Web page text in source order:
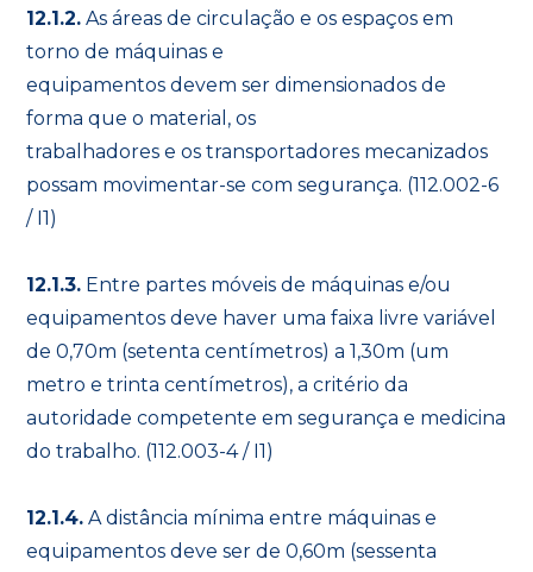
12.1.2. As áreas de circulação e os espaços em
torno de máquinas e
equipamentos devem ser dimensionados de
forma que o material, os
trabalhadores e os transportadores mecanizados
possam movimentar-se com segurança. (112.002-6
/ I1)
12.1.3. Entre partes móveis de máquinas e/ou
equipamentos deve haver uma faixa livre variável
de 0,70m (setenta centímetros) a 1,30m (um
metro e trinta centímetros), a critério da
autoridade competente em segurança e medicina
do trabalho. (112.003-4 / I1)
12.1.4. A distância mínima entre máquinas e
equipamentos deve ser de 0,60m (sessenta